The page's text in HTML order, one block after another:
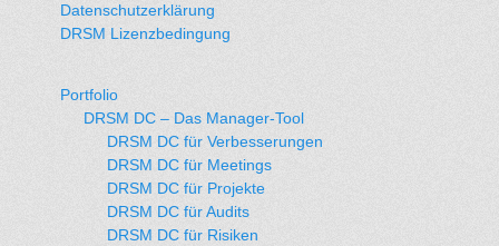
Datenschutzerklärung
DRSM Lizenzbedingung
Portfolio
DRSM DC – Das Manager-Tool
DRSM DC für Verbesserungen
DRSM DC für Meetings
DRSM DC für Projekte
DRSM DC für Audits
DRSM DC für Risiken